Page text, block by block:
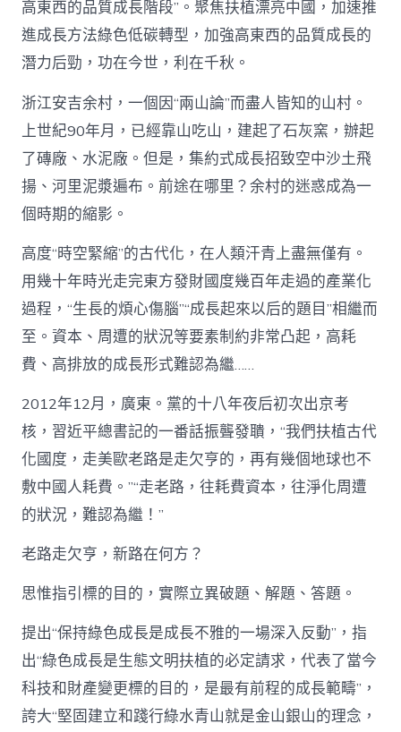
高東西的品質成長階段”。聚焦扶植漂亮中國，加速推
進成長方法綠色低碳轉型，加強高東西的品質成長的
潛力后勁，功在今世，利在千秋。
浙江安吉余村，一個因“兩山論”而盡人皆知的山村。
上世紀90年月，已經靠山吃山，建起了石灰窯，辦起
了磚廠、水泥廠。但是，集約式成長招致空中沙土飛
揚、河里泥漿遍布。前途在哪里？余村的迷惑成為一
個時期的縮影。
高度“時空緊縮”的古代化，在人類汗青上盡無僅有。
用幾十年時光走完東方發財國度幾百年走過的產業化
過程，“生長的煩心傷腦”“成長起來以后的題目”相繼而
至。資本、周遭的狀況等要素制約非常凸起，高耗
費、高排放的成長形式難認為繼……
2012年12月，廣東。黨的十八年夜后初次出京考
核，習近平總書記的一番話振聾發聵，“我們扶植古代
化國度，走美歐老路是走欠亨的，再有幾個地球也不
敷中國人耗費。”“走老路，往耗費資本，往淨化周遭
的狀況，難認為繼！”
老路走欠亨，新路在何方？
思惟指引標的目的，實際立異破題、解題、答題。
提出“保持綠色成長是成長不雅的一場深入反動”，指
出“綠色成長是生態文明扶植的必定請求，代表了當今
科技和財產變更標的目的，是最有前程的成長範疇”，
誇大“堅固建立和踐行綠水青山就是金山銀山的理念，